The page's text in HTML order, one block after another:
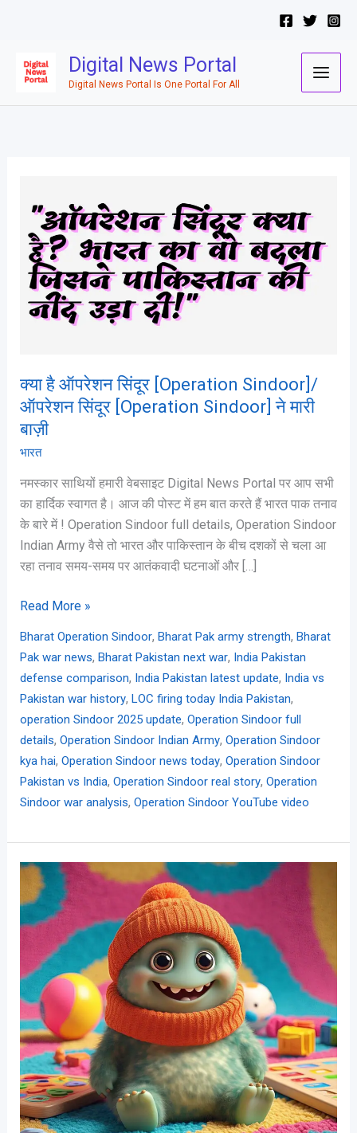
Digital News Portal
Digital News Portal Is One Portal For All
क्या है ऑपरेशन सिंदूर [Operation Sindoor]/
ऑपरेशन सिंदूर [Operation Sindoor] ने मारी
बाज़ी
भारत
नमस्कार साथियों हमारी वेबसाइट Digital News Portal पर आप सभी
का हार्दिक स्वागत है। आज की पोस्ट में हम बात करते हैं भारत पाक तनाव
के बारे में ! Operation Sindoor full details, Operation Sindoor
Indian Army वैसे तो भारत और पाकिस्तान के बीच दशकों से चला आ
रहा तनाव समय-समय पर आतंकवादी घटनाओं और […]
ऑपरेशन
सिंदूर
[Operation
Sindoor]/
ऑपरेशन
Sindoor]
ने
मारी
बाज़ी
Read More »
Bharat Operation Sindoor, Bharat Pak army strength, Bharat
Pak war news, Bharat Pakistan next war, India Pakistan
defense comparison, India Pakistan latest update, India vs
Pakistan war history, LOC firing today India Pakistan,
operation Sindoor 2025 update, Operation Sindoor full
details, Operation Sindoor Indian Army, Operation Sindoor
kya hai, Operation Sindoor news today, Operation Sindoor
Pakistan vs India, Operation Sindoor real story, Operation
Sindoor war analysis, Operation Sindoor YouTube video
“मां
बनना:
का
अनुभव,
भावना
और
आत्म-
परिवर्तन
की
कहानी”